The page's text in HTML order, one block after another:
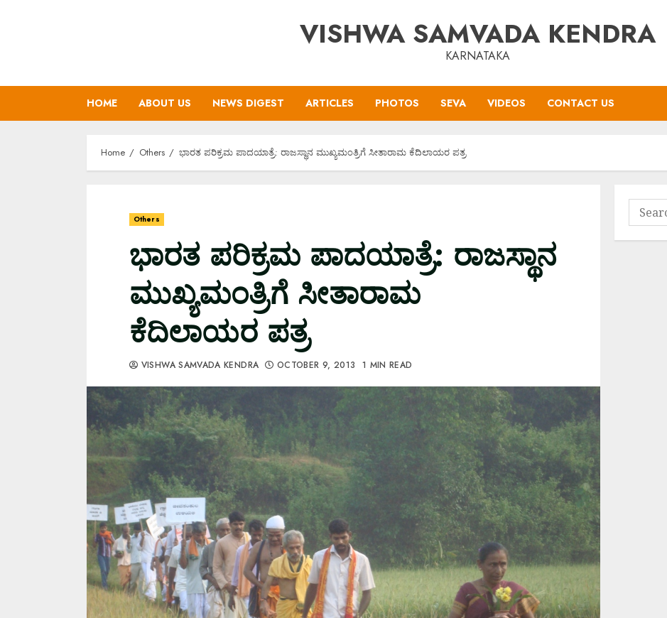
VISHWA SAMVADA KENDRA
KARNATAKA
HOME ABOUT US NEWS DIGEST ARTICLES PHOTOS SEVA VIDEOS CONTACT US
Home Others ಭಾರತ ಪರಿಕ್ರಮ ಪಾದಯಾತ್ರೆ: ರಾಜಸ್ಥಾನ ಮುಖ್ಯಮಂತ್ರಿಗೆ ಸೀತಾರಾಮ ಕೆದಿಲಾಯರ ಪತ್ರ
Others
ಭಾರತ ಪರಿಕ್ರಮ ಪಾದಯಾತ್ರೆ: ರಾಜಸ್ಥಾನ
ಮುಖ್ಯಮಂತ್ರಿಗೆ ಸೀತಾರಾಮ
ಕೆದಿಲಾಯರ ಪತ್ರ
VISHWA SAMVADA KENDRA OCTOBER 9, 2013 1 MIN READ
Search
for: